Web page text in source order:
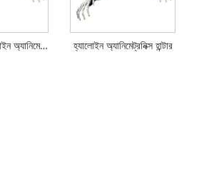
পার্টির জন্য হ্যালোইন অ্যানিমেট্রনিক্স হান্টার হ্যালোইন অ্যানিমেট্রনিক্স হান্টার